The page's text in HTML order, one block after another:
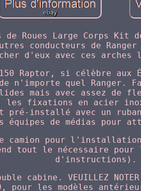
de Roues Large Corps
conducteurs de
d'eux avec ces arches
Raptor, si célèbre aux
n'importe quel Ranger.
mais avec assez de
les fixations en acier
installé avec un
de médias pour
camion pour
tout le nécessaire
d'instructions).
cabine. VEUILLEZ NOTER
2019, pour les modèles